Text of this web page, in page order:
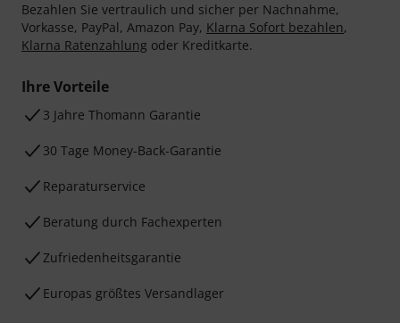
Bezahlen Sie vertraulich und sicher per Nachnahme,
Vorkasse, PayPal, Amazon Pay, Klarna Sofort bezahlen,
Klarna Ratenzahlung oder Kreditkarte.
Ihre Vorteile
3 Jahre Thomann Garantie
30 Tage Money-Back-Garantie
Reparaturservice
Beratung durch Fachexperten
Zufriedenheitsgarantie
Europas größtes Versandlager